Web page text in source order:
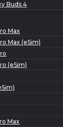
Buds 4
Max
Max (eSim)
(eSim)
Max